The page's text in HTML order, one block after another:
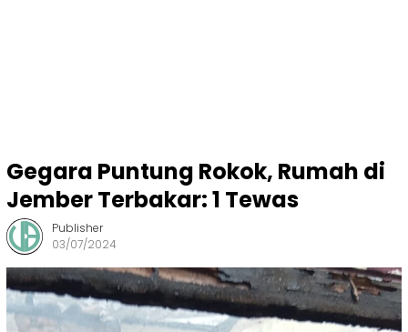
Gegara Puntung Rokok, Rumah di
Jember Terbakar: 1 Tewas
Publisher
03/07/2024